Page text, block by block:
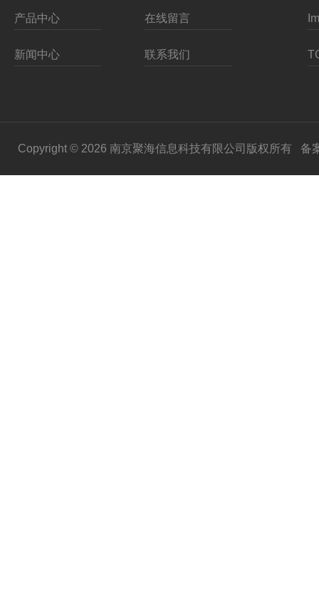
产品中心 在线留言
新闻中心 联系我们
Copyright © 2026 南京聚海信息科技有限公司版权所有 备